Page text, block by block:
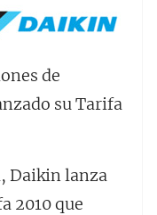
de
su Tarifa
Daikin lanza
2010 que